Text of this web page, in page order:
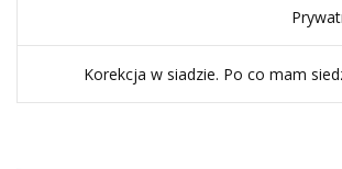
Korekcja w siadzie. Po co mam